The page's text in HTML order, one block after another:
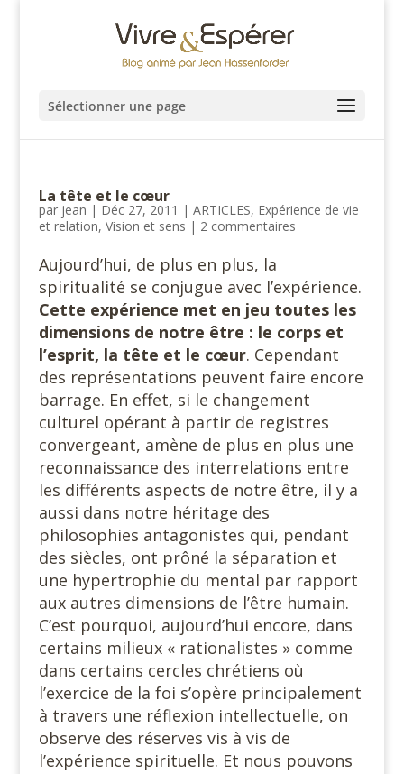
Sélectionner une page
La tête et le cœur
par jean | Déc 27, 2011 | ARTICLES, Expérience de vie
et relation, Vision et sens | 2 commentaires
Aujourd’hui, de plus en plus, la
spiritualité se conjugue avec l’expérience.
Cette expérience met en jeu toutes les
dimensions de notre être : le corps et
l’esprit, la tête et le cœur. Cependant
des représentations peuvent faire encore
barrage. En effet, si le changement
culturel opérant à partir de registres
convergeant, amène de plus en plus une
reconnaissance des interrelations entre
les différents aspects de notre être, il y a
aussi dans notre héritage des
philosophies antagonistes qui, pendant
des siècles, ont prôné la séparation et
une hypertrophie du mental par rapport
aux autres dimensions de l’être humain.
C’est pourquoi, aujourd’hui encore, dans
certains milieux « rationalistes » comme
dans certains cercles chrétiens où
l’exercice de la foi s’opère principalement
à travers une réflexion intellectuelle, on
observe des réserves vis à vis de
l’expérience spirituelle. Et nous pouvons